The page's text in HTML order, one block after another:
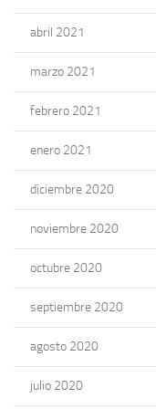
abril 2021
marzo 2021
febrero 2021
enero 2021
diciembre 2020
noviembre 2020
octubre 2020
septiembre 2020
agosto 2020
julio 2020